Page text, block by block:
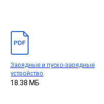
Зарядные и пуско-зарядные
устройство
18.38 МБ